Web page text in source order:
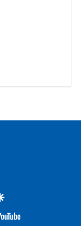
google
youtube-